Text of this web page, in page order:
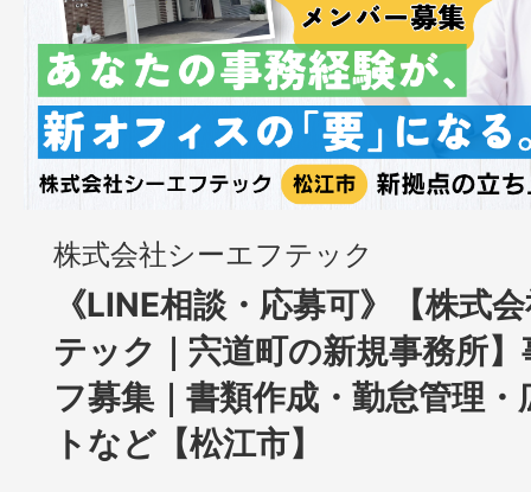
株式会社シーエフテック
《LINE相談・応募可》【株式
テック｜宍道町の新規事務所
フ募集｜書類作成・勤怠管理
トなど【松江市】